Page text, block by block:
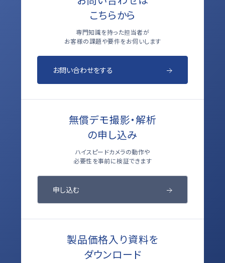
こちらから
専門知識を持った担当者が
お客様の課題や要件をお伺いします
お問い合わせをする
無償デモ撮影・解析
の申し込み
ハイスピードカメラの動作や
必要性を事前に検証できます
申し込む
製品価格入り資料を
ダウンロード